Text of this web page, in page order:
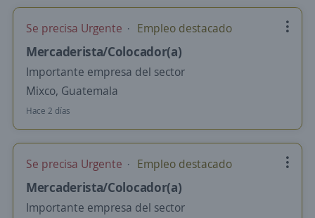
Se precisa Urgente Empleo destacado
Mercaderista/Colocador(a)
Importante empresa del sector
Mixco, Guatemala
Hace 2 días
Se precisa Urgente Empleo destacado
Mercaderista/Colocador(a)
Importante empresa del sector